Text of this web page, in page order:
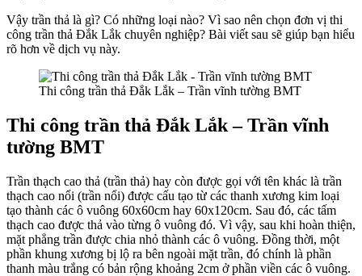
Vậy trần thả là gì? Có những loại nào? Vì sao nên chọn đơn vị thi
công trần thả Đắk Lắk chuyên nghiệp? Bài viết sau sẽ giúp bạn hiểu
rõ hơn về dịch vụ này.
Thi công trần thả Đắk Lắk – Trần vĩnh tường BMT
Thi công trần thả Đắk Lắk – Trần vĩnh
tường BMT
Trần thạch cao thả (trần thả) hay còn được gọi với tên khác là trần
thạch cao nổi (trần nổi) được cấu tạo từ các thanh xương kim loại
tạo thành các ô vuông 60x60cm hay 60x120cm. Sau đó, các tấm
thạch cao được thả vào từng ô vuông đó. Vì vậy, sau khi hoàn thiện,
mặt phẳng trần được chia nhỏ thành các ô vuông. Đồng thời, một
phần khung xương bị lộ ra bên ngoài mặt trần, đó chính là phần
thanh màu trắng có bản rộng khoảng 2cm ở phần viền các ô vuông.